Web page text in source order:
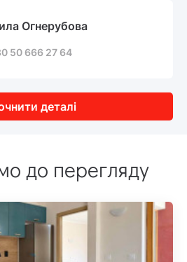
Огнерубова
50 666 27 64
деталі
до перегляду